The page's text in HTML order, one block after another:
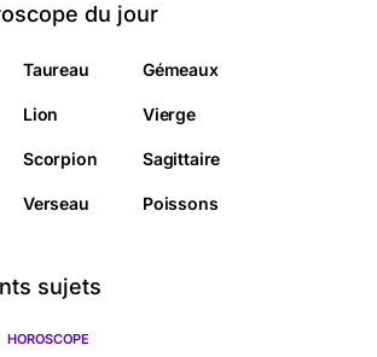
du jour
Taureau Gémeaux
Lion Vierge
Scorpion Sagittaire
Verseau Poissons
sujets
HOROSCOPE